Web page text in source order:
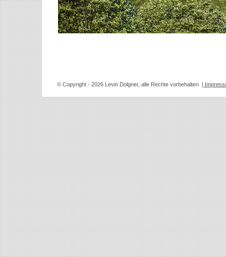
© Copyright - 2026 Levin Dolgner, alle Rechte vorbehalten |